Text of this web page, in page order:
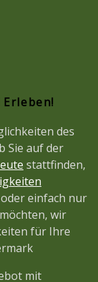
des
Sie auf der
stattfinden,
einfach nur
wir
für Ihre
mit